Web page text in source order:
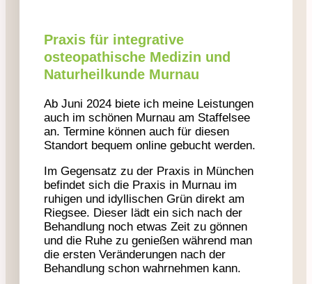
Praxis für integrative
osteopathische Medizin und
Naturheilkunde Murnau
Ab Juni 2024 biete ich meine Leistungen
auch im schönen Murnau am Staffelsee
an. Termine können auch für diesen
Standort bequem online gebucht werden.
Im Gegensatz zu der Praxis in München
befindet sich die Praxis in Murnau im
ruhigen und idyllischen Grün direkt am
Riegsee. Dieser lädt ein sich nach der
Behandlung noch etwas Zeit zu gönnen
und die Ruhe zu genießen während man
die ersten Veränderungen nach der
Behandlung schon wahrnehmen kann.